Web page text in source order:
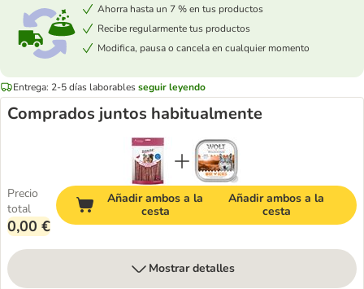
Ahorra hasta un 7 % en tus productos
Recibe regularmente tus productos
Modifica, pausa o cancela en cualquier momento
Entrega: 2-5 días laborablesseguir leyendo
Comprados juntos habitualmente
Precio
total
0,00 €
Añadir ambos a la
cesta
Añadir ambos a la
cesta
Mostrar detalles